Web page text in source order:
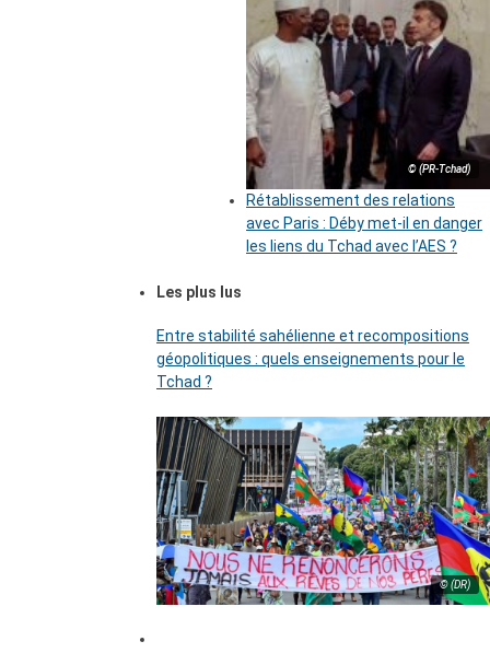
© (PR-Tchad)
Rétablissement des relations
avec Paris : Déby met-il en danger
les liens du Tchad avec l’AES ?
Les plus lus
Entre stabilité sahélienne et recompositions
géopolitiques : quels enseignements pour le
Tchad ?
© (DR)